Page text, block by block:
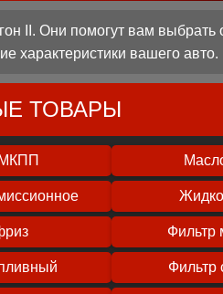
II. Они помогут вам выбрать
характеристики вашего авто.
ТОВАРЫ
Фильтр
Фильтр